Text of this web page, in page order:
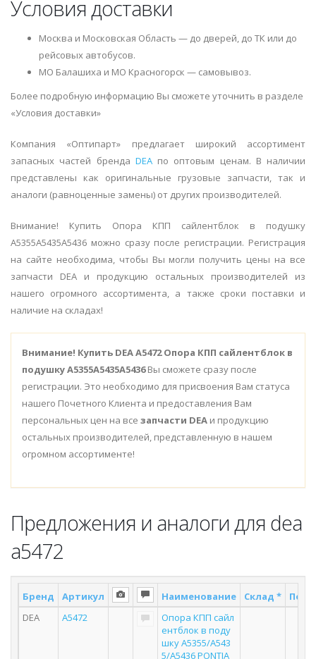
Условия доставки
Москва и Московская Область — до дверей, до ТК или до
рейсовых автобусов.
МО Балашиха и МО Красногорск — самовывоз.
Более подробную информацию Вы сможете уточнить в разделе
«Условия доставки»
Компания «Оптипарт» предлагает широкий ассортимент
запасных частей бренда DEAпо оптовым ценам. В наличии
представлены как оригинальные грузовые запчасти, так и
аналоги (равноценные замены) от других производителей.
Внимание! Купить Опора КПП сайлентблок в подушку
A5355A5435A5436 можно сразу после регистрации. Регистрация
на сайте необходима, чтобы Вы могли получить цены на все
запчасти DEA и продукцию остальных производителей из
нашего огромного ассортимента, а также сроки поставки и
наличие на складах!
Внимание! Купить DEA A5472 Опора КПП сайлентблок в
подушку A5355A5435A5436Вы сможете сразу после
регистрации. Это необходимо для присвоения Вам статуса
нашего Почетного Клиента и предоставления Вам
персональных цен на все запчасти DEA и продукцию
остальных производителей, представленную в нашем
огромном ассортименте!
Предложения и аналоги для dea
a5472
Бренд Артикул Наименование Склад *
DEA
A5472
Опора КПП сайл
ентблок в поду
шку A5355/A543
5/A5436 PONTIA